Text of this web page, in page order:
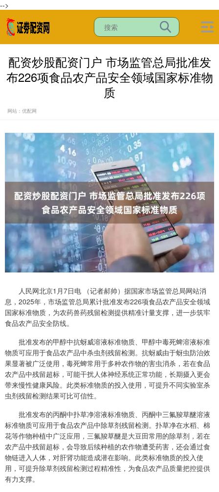
-->
配资炒股配资门户 市场监管总局批准发
布226项食品农产品安全领域国家标准物
质
网站：优配网
人民网北京1月7日电 （记者郝帅）据国家市场监管总局网站消
息，2025年，市场监管总局累计批准发布226项食品农产品安全领域
国家标准物质，为农药兽药残留检测提供精准计量支撑，进一步筑牢
食品农产品安全防线。
批准发布的甲醇中抗蚜威溶液标准物质、甲醇中毒死蜱溶液标准
物质可应用于食品农产品中杀虫剂残留检测。抗蚜威由于蚜虫防治效
果显著被广泛使用，毒死蜱常用于多种农作物的害虫消杀，若在食品
农产品中残留超标，可能干扰人体神经系统正常功能，长期摄入更会
带来慢性健康风险。此类标准物质的投入使用，可提升不同实验室杀
虫剂残留检测结果可比可信性。
批准发布的丙酮中扑草净溶液标准物质、丙酮中三氟羧草醚溶液
标准物质可应用于食品农产品中除草剂残留检测。扑草净在水稻、棉
花等作物种植中广泛应用，三氟羧草醚是大豆田常用的除草剂，若在
农产品中残留超标，会导致后续种植的农作物遭受药害，还会通过食
物链进入人体，对肝肾功能造成潜在影响。此类标准物质的投入使
用，可提升除草剂残留检测过程精准性，为食品农产品质量把控提供
有力支撑。